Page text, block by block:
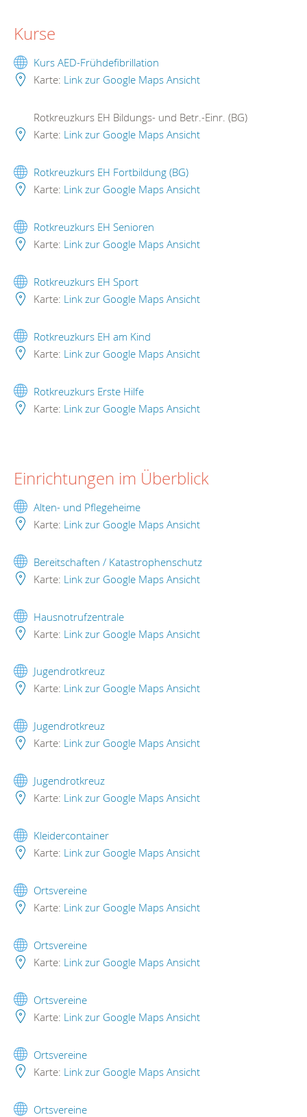
Kurse
Kurs AED-Frühdefibrillation
Karte: Link zur Google Maps Ansicht
Rotkreuzkurs EH Bildungs- und Betr.-Einr. (BG)
Karte: Link zur Google Maps Ansicht
Rotkreuzkurs EH Fortbildung (BG)
Karte: Link zur Google Maps Ansicht
Rotkreuzkurs EH Senioren
Karte: Link zur Google Maps Ansicht
Rotkreuzkurs EH Sport
Karte: Link zur Google Maps Ansicht
Rotkreuzkurs EH am Kind
Karte: Link zur Google Maps Ansicht
Rotkreuzkurs Erste Hilfe
Karte: Link zur Google Maps Ansicht
Einrichtungen im Überblick
Alten- und Pflegeheime
Karte: Link zur Google Maps Ansicht
Bereitschaften / Katastrophenschutz
Karte: Link zur Google Maps Ansicht
Hausnotrufzentrale
Karte: Link zur Google Maps Ansicht
Jugendrotkreuz
Karte: Link zur Google Maps Ansicht
Jugendrotkreuz
Karte: Link zur Google Maps Ansicht
Jugendrotkreuz
Karte: Link zur Google Maps Ansicht
Kleidercontainer
Karte: Link zur Google Maps Ansicht
Ortsvereine
Karte: Link zur Google Maps Ansicht
Ortsvereine
Karte: Link zur Google Maps Ansicht
Ortsvereine
Karte: Link zur Google Maps Ansicht
Ortsvereine
Karte: Link zur Google Maps Ansicht
Ortsvereine